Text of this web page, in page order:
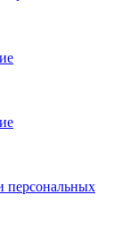
персональных